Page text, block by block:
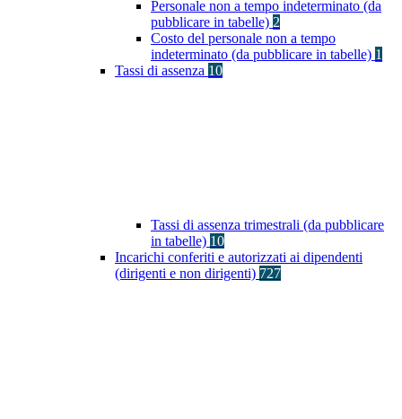
Personale non a tempo indeterminato (da
pubblicare in tabelle) 2
Costo del personale non a tempo
indeterminato (da pubblicare in tabelle) 1
Tassi di assenza 10
Tassi di assenza trimestrali (da pubblicare
in tabelle) 10
Incarichi conferiti e autorizzati ai dipendenti
(dirigenti e non dirigenti) 727